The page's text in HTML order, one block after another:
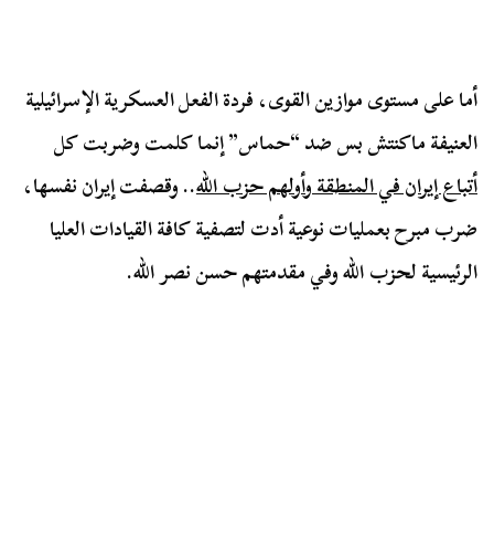
أما على مستوى موازين القوى، فردة الفعل العسكرية الإسرائيلية
العنيفة ماكنتش بس ضد “حماس” إنما كلمت وضربت كل
أتباع إيران في المنطقة وأولهم حزب الله.. وقصفت إيران نفسها،
ضرب مبرح بعمليات نوعية أدت لتصفية كافة القيادات العليا
الرئيسية لحزب الله وفي مقدمتهم حسن نصر الله.